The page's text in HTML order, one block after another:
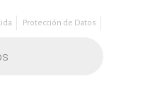
Protección de Datos